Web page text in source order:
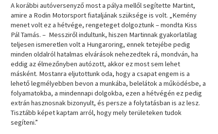
A korábbi autóversenyző most a pálya mellől segítette Martint,
amire a Rodin Motorsport fiataljának szüksége is volt. „Kemény
menet volt ez a hétvége, rengeteget dolgoztunk – mondta Kiss
Pál Tamás. – Messziről indultunk, hiszen Martinnak gyakorlatilag
teljesen ismeretlen volt a Hungaroring, ennek tetejébe pedig
minden oldalról hatalmas elvárások nehezedtek rá, mondván, ha
eddig az élmezőnyben autózott, akkor ez most sem lehet
másként. Mostanra eljutottunk oda, hogy a csapat engem is a
lehető legmélyebben bevon a munkába, belelátok a működésbe, a
folyamatokba, a mindennapi dolgokba, ezen a hétvégén ez pedig
extrán hasznosnak bizonyult, és persze a folytatásban is az lesz.
Tisztább képet kaptam arról, hogy mely területeken tudok
segíteni.”